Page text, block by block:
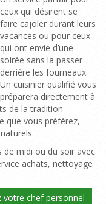
ceux qui désirent se
faire cajoler durant leurs
vacances ou pour ceux
qui ont envie d’une
soirée sans la passer
derrière les fourneaux.
Un cuisinier qualifié vous
préparera directement à
de la tradition
que vous préférez,
de midi ou du soir avec
achats, nettoyage
votre chef personnel